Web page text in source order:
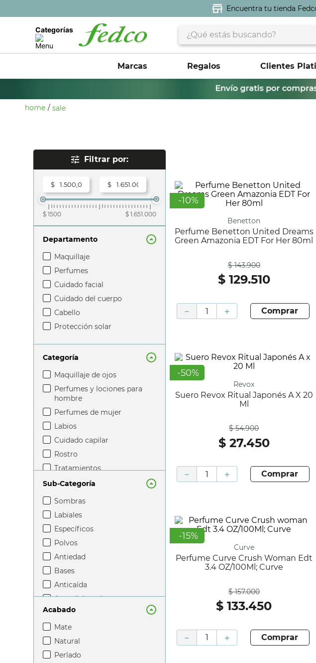
Encuentra tu tienda
Categorías ¿Qué estás buscando?
Marcas Regalos Clientes
sale
Departamento
maquillaje
perfumes
cuidado facial
cuidado del cuerpo
cabello
protección solar
Categoría
maquillaje de ojos
perfumes y lociones para
hombre
perfumes de mujer
labios
cuidado capilar
rostro
tratamientos
perfumes unisex
limpieza corporal
tratamiento
bloqueador solar
hidratantes
accesorios de cuidado facial
limpieza facial
brochas de maquillaje y
aplicadores
Sub-Categoría
sombras
labiales
específicos
polvos
antiedad
bases
anticaída
acondicionadores
aceites corporales
tónicos
set de brochas de maquillaje
reductores
Acabado
mate
natural
perlado
Rangos De Precio
$ $
$ 1500 $ 1.651.000
-10%
Benetton
Perfume Benetton United Dreams
Green Amazonia EDT For Her 80ml
$ 143.900
$ 129.510
＋
－ comprar
-50%
Revox
Suero Revox Ritual Japonés A X 20
Ml
$ 54.900
$ 27.450
＋
－ comprar
-15%
Curve
Perfume Curve Crush Woman Edt
3.4 OZ/100Ml; Curve
$ 157.000
$ 133.450
＋
－ comprar